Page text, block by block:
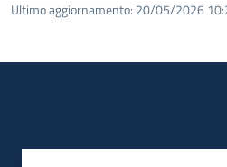
Ultimo aggiornamento: 20/05/2026